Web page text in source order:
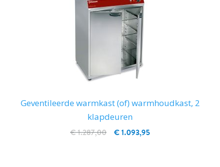
Geventileerde warmkast (of) warmhoudkast, 2
klapdeuren
€ 1.093,95
€ 1.287,00